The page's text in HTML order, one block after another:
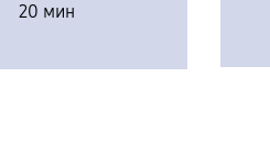
20 мин